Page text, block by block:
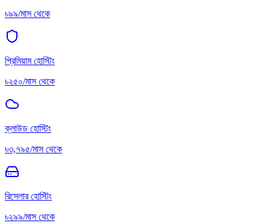
৳৯৯/মাস থেকে
প্রিমিয়াম হোস্টিং
৳২৫০/মাস থেকে
ক্লাউড হোস্টিং
৳৩,৭৯৫/মাস থেকে
রিসেলার হোস্টিং
৳২৯৯/মাস থেকে